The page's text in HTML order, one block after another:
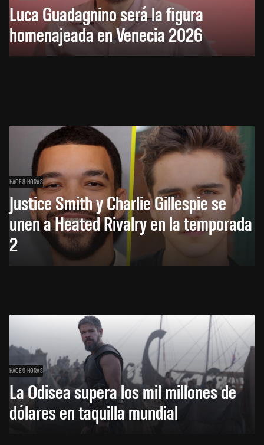
Luca Guadagnino será la figura
homenajeada en Venecia 2026
HACE 8 HORAS
Justice Smith y Charlie Gillespie se
unen a Heated Rivalry en la temporada
2
HACE 9 HORAS
La Odisea supera los mil millones de
dólares en taquilla mundial